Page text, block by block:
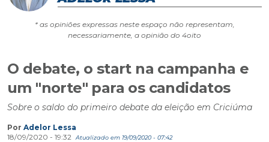
* as opiniões expressas neste espaço não representam,
necessariamente, a opinião do 4oito
O debate, o start na campanha e
um "norte" para os candidatos
Sobre o saldo do primeiro debate da eleição em Criciúma
Por Adelor Lessa
18/09/2020 - 19:32
Atualizado em 19/09/2020 - 07:42